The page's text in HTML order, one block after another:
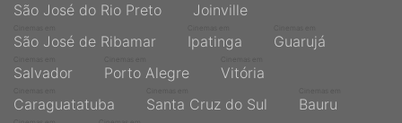
São José do Rio Preto Joinville
São José de Ribamar Ipatinga Guarujá
Salvador Porto Alegre Vitória
Caraguatatuba Santa Cruz do Sul Bauru